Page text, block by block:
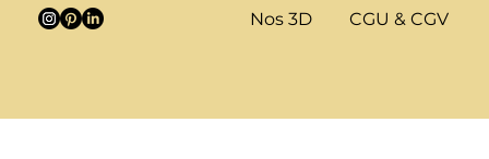
Nos 3D CGU & CGV